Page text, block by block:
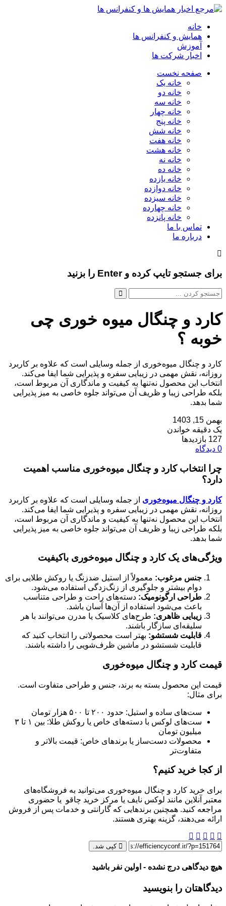
خانه
همایش و کنفرانس ها
آموزش
اخبار شرکت ها
صفحه نخست
خانه یک
خانه دو
خانه سه
خانه چهار
خانه پنج
خانه شش
خانه هفت
خانه هشت
خانه نه
خانه ده
خانه یازده
خانه دوازده
خانه سیزده
خانه چهارده
خانه پانزده
تماس با ما
درباره ما
برای جستجو تایپ کرده و Enter را بزنید
کارد و چنگال میوه خوری چی
خوبه ؟
کارد و چنگال میوه‌خوری از جمله وسایلی است که علاوه بر کاربرد
روزانه، نقش مهمی در زیبایی سفره و پذیرایی شما ایفا می‌کند.
انتخاب این محصول نه‌تنها به کیفیت و ماندگاری آن مربوط است،
بلکه طراحی زیبا و ظریف آن می‌تواند جلوه خاصی به میز پذیرایی
شما بدهد.
بهمن 15, 1403
یک دقیقه خواندن
127 بازدیدها
0 دیدگاه
چرا انتخاب کارد و چنگال میوه‌خوری مناسب اهمیت
دارد؟
کارد و چنگال میوه‌خوری از جمله وسایلی است که علاوه بر کاربرد
روزانه، نقش مهمی در زیبایی سفره و پذیرایی شما ایفا می‌کند.
انتخاب این محصول نه‌تنها به کیفیت و ماندگاری آن مربوط است،
بلکه طراحی زیبا و ظریف آن می‌تواند جلوه خاصی به میز پذیرایی
شما بدهد.
ویژگی‌های یک کارد و چنگال میوه‌خوری باکیفیت
جنس مرغوب: معمولاً از استیل ضدزنگ یا روکش طلایی برای
دوام بیشتر و جلوگیری از زنگ‌زدگی استفاده می‌شود.
طراحی ارگونومیک: دسته‌های راحت و طراحی متناسب
باعث می‌شود استفاده از آن‌ها آسان باشد.
زیبایی ظاهری: طرح‌های کلاسیک یا مدرن می‌توانند با هر
سلیقه‌ای سازگار باشند.
قابلیت شستشو: بهتر است محصولاتی را انتخاب کنید که
قابلیت شستشو در ماشین ظرف‌شویی را داشته باشند.
قیمت کارد و چنگال میوه‌خوری
قیمت این محصول بسته به برند، جنس و طراحی متفاوت است.
برای مثال:
ست‌های ساده و استیل: حدود ۲۰۰ تا ۵۰۰ هزار تومان
ست‌های لوکس با دسته‌های خاص یا روکش طلا: بین ۱ تا ۳
میلیون تومان
محصولات دست‌ساز یا برندهای خاص: قیمت بالاتر و
متفاوت‌تر
از کجا خرید کنیم؟
برای خرید کارد و چنگال میوه‌خوری می‌توانید به فروشگاه‌های
معتبر آنلاین مانند لوکس نایف یا مرکز خرید چاقو یا حضوری
مراجعه کنید. همچنین برندهایی که گارانتی و خدمات پس از فروش
ارائه می‌دهند، گزینه بهتری هستند.
کپی شد.
هیچ دیدگاهی درج نشده - اولین نفر باشید
دیدگاهتان را بنویسید